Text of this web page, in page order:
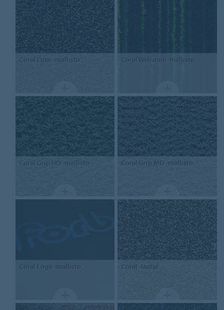
Coral Luxe -mallisto Coral Welcome -mallisto
Coral Grip HD -mallisto Coral Grip MD -mallisto
Coral Logo -mallisto Coral -laatat